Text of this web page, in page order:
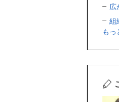
広
組
もっ